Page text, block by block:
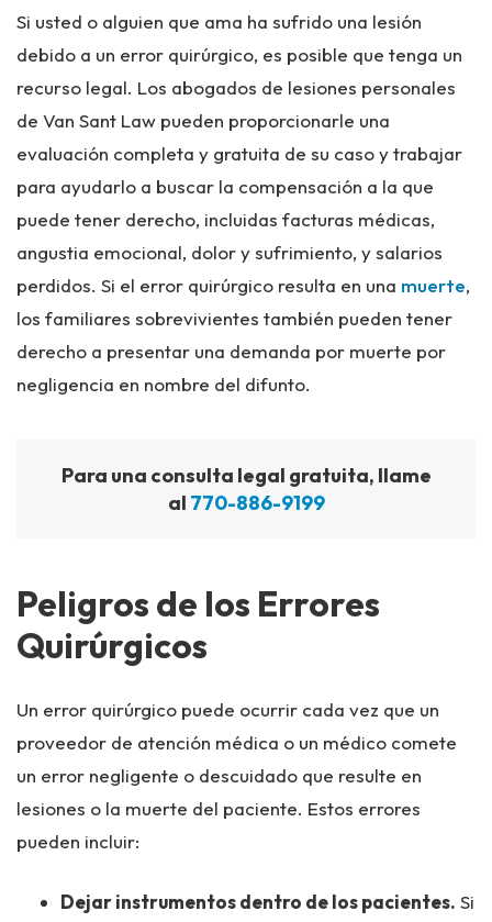
Si usted o alguien que ama ha sufrido una lesión
debido a un error quirúrgico, es posible que tenga un
recurso legal. Los abogados de lesiones personales
de Van Sant Law pueden proporcionarle una
evaluación completa y gratuita de su caso y trabajar
para ayudarlo a buscar la compensación a la que
puede tener derecho, incluidas facturas médicas,
angustia emocional, dolor y sufrimiento, y salarios
perdidos. Si el error quirúrgico resulta en una muerte,
los familiares sobrevivientes también pueden tener
derecho a presentar una demanda por muerte por
negligencia en nombre del difunto.
Para una consulta legal gratuita, llame
al 770-886-9199
Peligros de los Errores
Quirúrgicos
Un error quirúrgico puede ocurrir cada vez que un
proveedor de atención médica o un médico comete
un error negligente o descuidado que resulte en
lesiones o la muerte del paciente. Estos errores
pueden incluir:
Dejar instrumentos dentro de los pacientes. Si